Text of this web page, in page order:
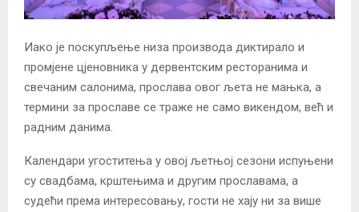
Иако је поскупљење низа производа диктирало и
промјене цјеновника у дервентским ресторанима и
свечаним салонима, прослава овог љета не мањка, а
термини за прославе се траже не само викендом, већ и
радним данима.
Календари угоститења у овој љетњој сезони испуњени
су свадбама, крштењима и другим прославама, а
судећи према интересовању, гости не хају ни за више